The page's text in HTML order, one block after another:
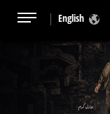
English